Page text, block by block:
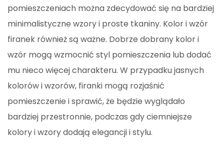
pomieszczeniach można zdecydować się na bardziej
minimalistyczne wzory i proste tkaniny. Kolor i wzór
firanek również są ważne. Dobrze dobrany kolor i
wzór mogą wzmocnić styl pomieszczenia lub dodać
mu nieco więcej charakteru. W przypadku jasnych
kolorów i wzorów, firanki mogą rozjaśnić
pomieszczenie i sprawić, że będzie wyglądało
bardziej przestronnie, podczas gdy ciemniejsze
kolory i wzory dodają elegancji i stylu.